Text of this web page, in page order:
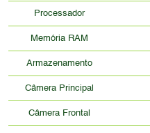
Processador
Memória RAM
Armazenamento
Câmera Principal
Câmera Frontal